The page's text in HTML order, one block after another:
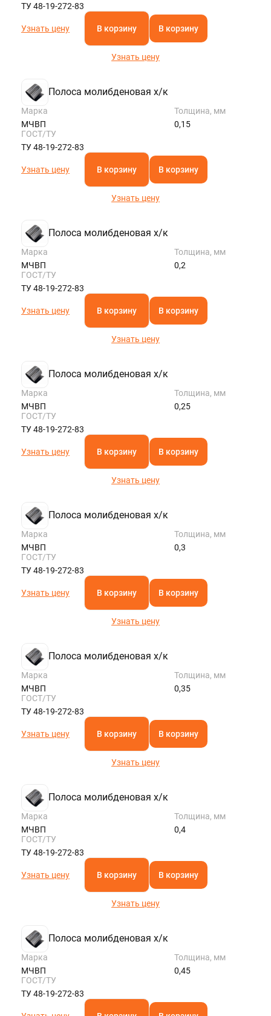
ТУ 48-19-272-83
Узнать цену В корзину В корзину
Узнать цену
Полоса молибденовая х/к
Марка
МЧВП
Толщина, мм
0,15
ГОСТ/ТУ
ТУ 48-19-272-83
Узнать цену В корзину В корзину
Узнать цену
Полоса молибденовая х/к
Марка
МЧВП
Толщина, мм
0,2
ГОСТ/ТУ
ТУ 48-19-272-83
Узнать цену В корзину В корзину
Узнать цену
Полоса молибденовая х/к
Марка
МЧВП
Толщина, мм
0,25
ГОСТ/ТУ
ТУ 48-19-272-83
Узнать цену В корзину В корзину
Узнать цену
Полоса молибденовая х/к
Марка
МЧВП
Толщина, мм
0,3
ГОСТ/ТУ
ТУ 48-19-272-83
Узнать цену В корзину В корзину
Узнать цену
Полоса молибденовая х/к
Марка
МЧВП
Толщина, мм
0,35
ГОСТ/ТУ
ТУ 48-19-272-83
Узнать цену В корзину В корзину
Узнать цену
Полоса молибденовая х/к
Марка
МЧВП
Толщина, мм
0,4
ГОСТ/ТУ
ТУ 48-19-272-83
Узнать цену В корзину В корзину
Узнать цену
Полоса молибденовая х/к
Марка
МЧВП
Толщина, мм
0,45
ГОСТ/ТУ
ТУ 48-19-272-83